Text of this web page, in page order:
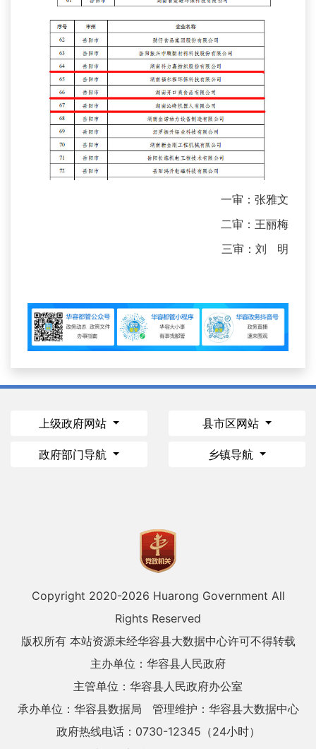
一审：张雅文
二审：王丽梅
三审：刘 明
上级政府网站 县市区网站
政府部门导航 乡镇导航
Copyright 2020-2026 Huarong Government All
Rights Reserved
版权所有 本站资源未经华容县大数据中心许可不得转载
主办单位：华容县人民政府
主管单位：华容县人民政府办公室
承办单位：华容县数据局
管理维护：华容县大数据中心
政府热线电话：0730-12345（24小时）